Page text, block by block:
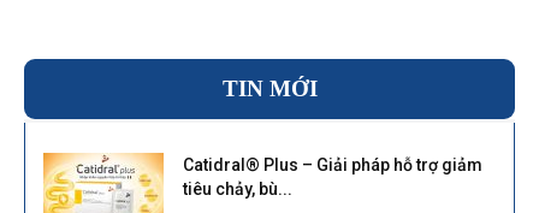
TIN MỚI
Catidral® Plus – Giải pháp hỗ trợ giảm
tiêu chảy, bù...